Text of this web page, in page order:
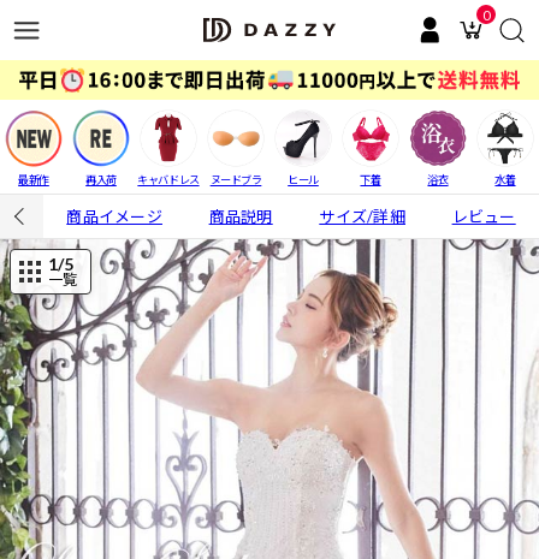
0
最新作 再入荷 キャバドレス ヌードブラ ヒール 下着 浴衣 水着
商品イメージ 商品説明 サイズ/詳細 レビュー
1/5
一覧